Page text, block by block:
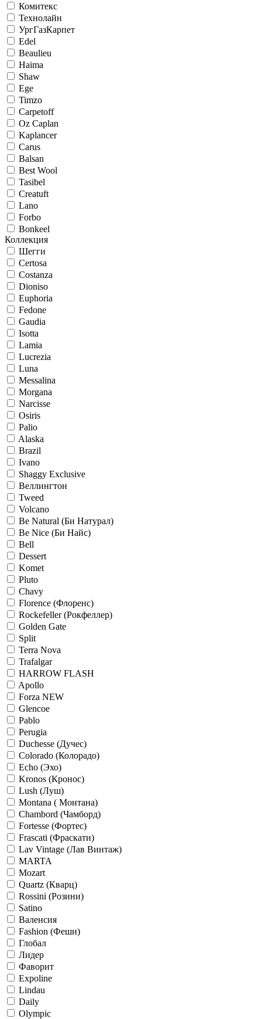
Комитекс
Технолайн
УргГазКарпет
Edel
Beaulieu
Haima
Shaw
Ege
Timzo
Carpetoff
Oz Caplan
Kaplancer
Carus
Balsan
Best Wool
Tasibel
Creatuft
Lano
Forbo
Bonkeel
Коллекция
Шегги
Certosa
Costanza
Dioniso
Euphoria
Fedone
Gaudia
Isotta
Lamia
Lucrezia
Luna
Messalina
Morgana
Narcisse
Osiris
Palio
Alaska
Brazil
Ivano
Shaggy Exclusive
Веллингтон
Tweed
Volcano
Be Natural (Би Натурал)
Be Nice (Би Найс)
Bell
Dessert
Komet
Pluto
Chavy
Florence (Флоренс)
Rockefeller (Рокфеллер)
Golden Gate
Split
Terra Nova
Trafalgar
HARROW FLASH
Apollo
Forza NEW
Glencoe
Pablo
Perugia
Duchesse (Дучес)
Colorado (Колорадо)
Echo (Эхо)
Kronos (Кронос)
Lush (Луш)
Montana ( Монтана)
Chambord (Чамборд)
Fortesse (Фортес)
Frascati (Фраскати)
Lav Vintage (Лав Винтаж)
MARTA
Mozart
Quartz (Кварц)
Rossini (Розини)
Satino
Валенсия
Fashion (Фешн)
Глобал
Лидер
Фаворит
Expoline
Lindau
Daily
Olympic